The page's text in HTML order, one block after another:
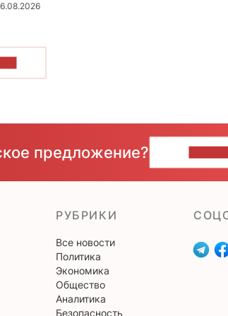
предложение?
РУБРИКИ
Все новости
Политика
Экономика
Общество
Аналитика
Безопасность